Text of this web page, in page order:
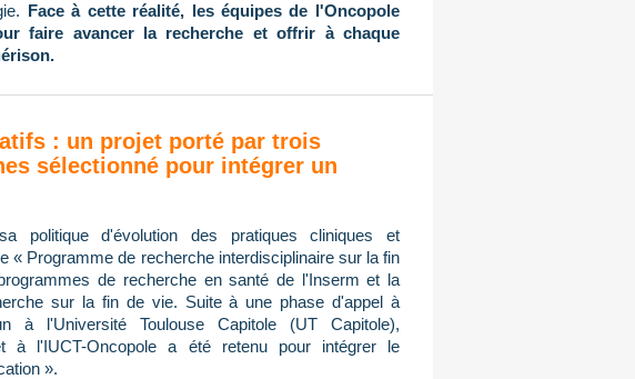
Face à cette réalité, les équipes de l'Oncopole
faire avancer la recherche et offrir à chaque
: un projet porté par trois
sélectionné pour intégrer un
politique d'évolution des pratiques cliniques et
« Programme de recherche interdisciplinaire sur la fin
de recherche en santé de l'Inserm et la
sur la fin de vie. Suite à une phase d'appel à
à l'Université Toulouse Capitole (UT Capitole),
à l'IUCT-Oncopole a été retenu pour intégrer le
».